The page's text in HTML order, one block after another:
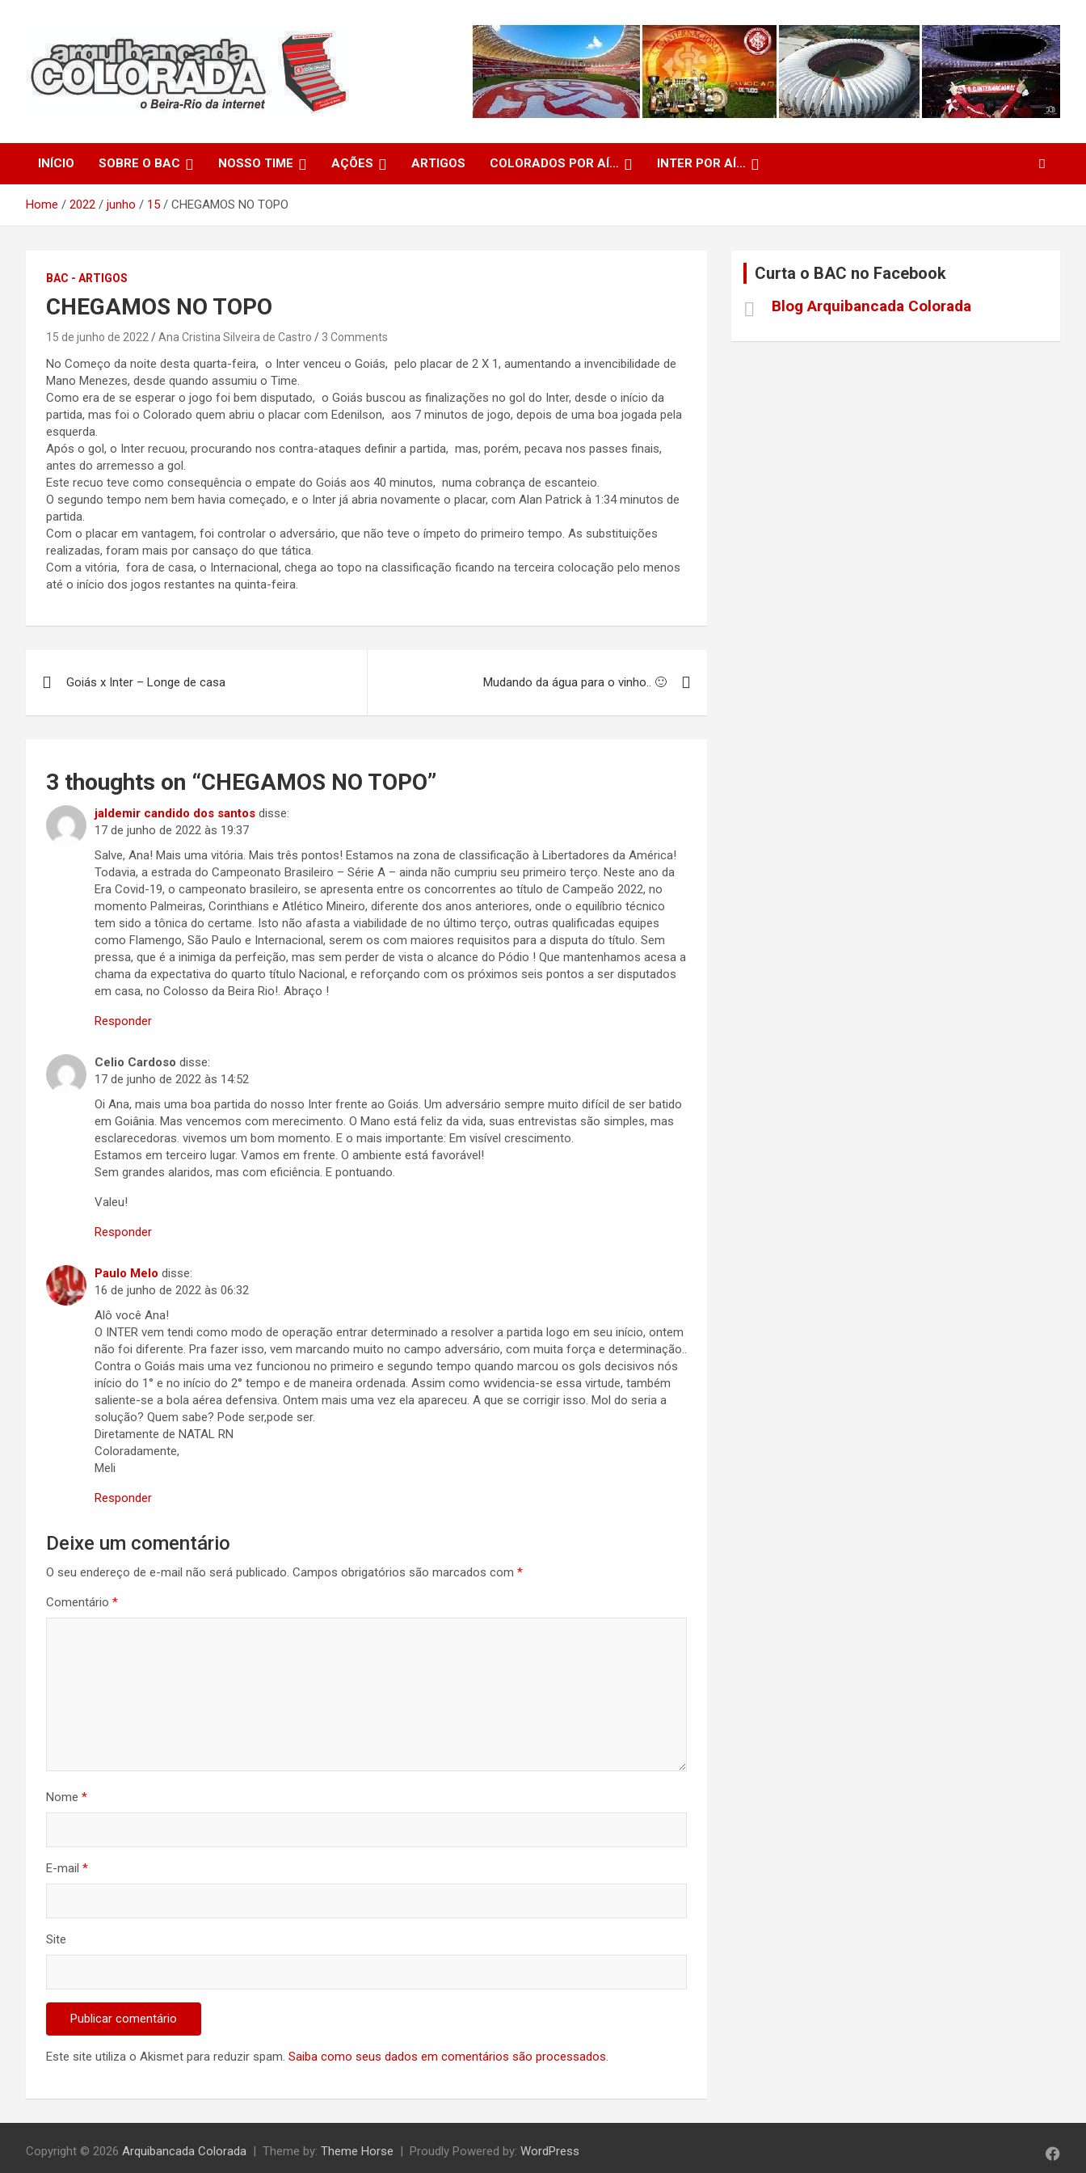
Arquibancada Colorada
INÍCIO SOBRE O BAC NOSSO TIME AÇÕES ARTIGOS COLORADOS POR AÍ… INTER POR AÍ…
Home 2022 junho 15 CHEGAMOS NO TOPO
BAC - ARTIGOS
CHEGAMOS NO TOPO
15 de junho de 2022 Ana Cristina Silveira de Castro 3 Comments
No Começo da noite desta quarta-feira, o Inter venceu o Goiás, pelo placar de 2 X 1, aumentando a invencibilidade de
Mano Menezes, desde quando assumiu o Time.
Como era de se esperar o jogo foi bem disputado, o Goiás buscou as finalizações no gol do Inter, desde o início da
partida, mas foi o Colorado quem abriu o placar com Edenilson, aos 7 minutos de jogo, depois de uma boa jogada pela
esquerda.
Após o gol, o Inter recuou, procurando nos contra-ataques definir a partida, mas, porém, pecava nos passes finais,
antes do arremesso a gol.
Este recuo teve como consequência o empate do Goiás aos 40 minutos, numa cobrança de escanteio.
O segundo tempo nem bem havia começado, e o Inter já abria novamente o placar, com Alan Patrick à 1:34 minutos de
partida.
Com o placar em vantagem, foi controlar o adversário, que não teve o ímpeto do primeiro tempo. As substituições
realizadas, foram mais por cansaço do que tática.
Com a vitória, fora de casa, o Internacional, chega ao topo na classificação ficando na terceira colocação pelo menos
até o início dos jogos restantes na quinta-feira.
de
Goiás x Inter – Longe de casa Mudando da água para o vinho.. 🙂
3 thoughts on “CHEGAMOS NO TOPO”
jaldemir candido dos santos disse:
17 de junho de 2022 às 19:37
Salve, Ana! Mais uma vitória. Mais três pontos! Estamos na zona de classificação à Libertadores da América!
Todavia, a estrada do Campeonato Brasileiro – Série A – ainda não cumpriu seu primeiro terço. Neste ano da
Era Covid-19, o campeonato brasileiro, se apresenta entre os concorrentes ao título de Campeão 2022, no
momento Palmeiras, Corinthians e Atlético Mineiro, diferente dos anos anteriores, onde o equilíbrio técnico
tem sido a tônica do certame. Isto não afasta a viabilidade de no último terço, outras qualificadas equipes
como Flamengo, São Paulo e Internacional, serem os com maiores requisitos para a disputa do título. Sem
pressa, que é a inimiga da perfeição, mas sem perder de vista o alcance do Pódio ! Que mantenhamos acesa a
chama da expectativa do quarto título Nacional, e reforçando com os próximos seis pontos a ser disputados
em casa, no Colosso da Beira Rio!. Abraço !
Responder
Celio Cardoso disse:
17 de junho de 2022 às 14:52
Oi Ana, mais uma boa partida do nosso Inter frente ao Goiás. Um adversário sempre muito difícil de ser batido
em Goiânia. Mas vencemos com merecimento. O Mano está feliz da vida, suas entrevistas são simples, mas
esclarecedoras. vivemos um bom momento. E o mais importante: Em visível crescimento.
Estamos em terceiro lugar. Vamos em frente. O ambiente está favorável!
Sem grandes alaridos, mas com eficiência. E pontuando.
Valeu!
Responder
Paulo Melo disse:
16 de junho de 2022 às 06:32
Alô você Ana!
O INTER vem tendi como modo de operação entrar determinado a resolver a partida logo em seu início, ontem
não foi diferente. Pra fazer isso, vem marcando muito no campo adversário, com muita força e determinação..
Contra o Goiás mais uma vez funcionou no primeiro e segundo tempo quando marcou os gols decisivos nós
início do 1° e no início do 2° tempo e de maneira ordenada. Assim como wvidencia-se essa virtude, também
saliente-se a bola aérea defensiva. Ontem mais uma vez ela apareceu. A que se corrigir isso. Mol do seria a
solução? Quem sabe? Pode ser,pode ser.
Diretamente de NATAL RN
Coloradamente,
Meli
Responder
Deixe um comentário
O seu endereço de e-mail não será publicado. Campos obrigatórios são marcados com *
Comentário *
Nome *
E-mail *
Site
Este site utiliza o Akismet para reduzir spam. Saiba como seus dados em comentários são processados.
Curta o BAC no Facebook
Blog Arquibancada Colorada
Copyright © 2026 Arquibancada Colorada Theme by: Theme Horse Proudly Powered by: WordPress